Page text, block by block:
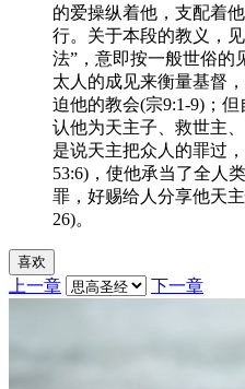
的爱操纵着他，支配着
行。关于本段的教义，
法”，意即按一般世俗的
太人的成见来衡量基督
迫他的教会(宗9:1-9)；
认他为天主子、救世主
是说天主把众人的罪过
53:6)，使他承当了全人
罪，好赐给人分享他天
26)。
喜欢
上一章 下一章